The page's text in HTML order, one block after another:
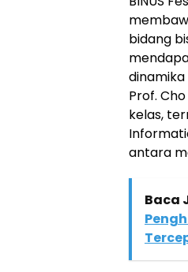
bidang
Prof.
kelas,
antara
Baca